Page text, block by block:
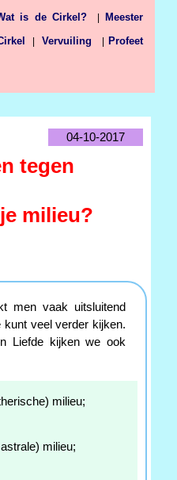
is de Cirkel?
Meester
Vervuiling
Profeet
04-10-2017
tegen
milieu?
men vaak uitsluitend
veel verder kijken.
Liefde kijken we ook
milieu;
milieu;